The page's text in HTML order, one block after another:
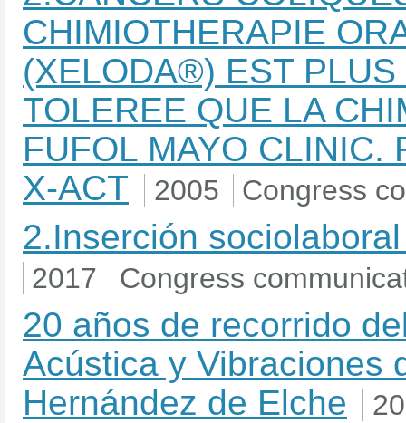
CHIMIOTHERAPIE
(XELODA®) EST
TOLEREE QUE LA
FUFOL MAYO CLINIC.
X-ACT
2005 Congress
2.Inserción
2017 Congress
20 años de recorrido
Acústica y Vibraciones
Hernández de Elche